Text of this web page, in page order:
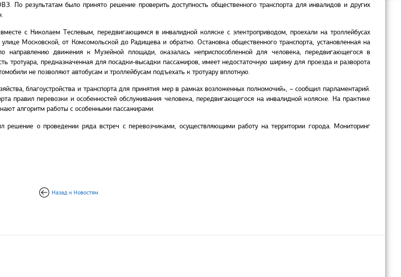
По результатам было принято решение проверить доступность общественного транспорта для инвалидов и других
с Николаем Теслевым, передвигающимся в инвалидной коляске с электроприводом, проехали на троллейбусах
Московской, от Комсомольской до Радищева и обратно. Остановка общественного транспорта, установленная на
направлению движения к Музейной площади, оказалась неприспособленной для человека, передвигающегося в
тротуара, предназначенная для посадки-высадки пассажиров, имеет недостаточную ширину для проезда и разворота
не позволяют автобусам и троллейбусам подъехать к тротуару вплотную.
благоустройства и транспорта для принятия мер в рамках возложенных полномочий», – сообщил парламентарий.
правил перевозки и особенностей обслуживания человека, передвигающегося на инвалидной коляске. На практике
алгоритм работы с особенными пассажирами.
о проведении ряда встреч с перевозчиками, осуществляющими работу на территории города. Мониторинг
Назад к Новостям